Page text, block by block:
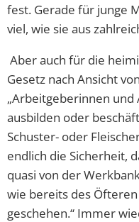
fest. Gerade für junge
viel, wie sie aus
Aber auch für die
Gesetz nach Ansicht
„Arbeitgeberinnen
ausbilden oder
Schuster- oder
endlich die Sicherheit,
quasi von der
wie bereits des
geschehen.“ Immer